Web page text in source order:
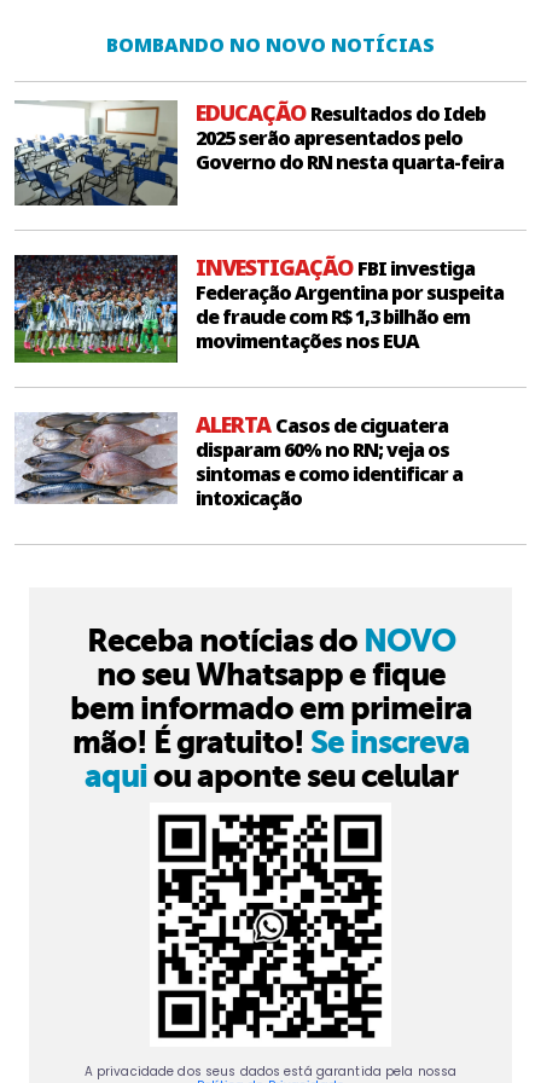
BOMBANDO NO NOVO NOTÍCIAS
EDUCAÇÃOResultados do Ideb
2025 serão apresentados pelo
Governo do RN nesta quarta-feira
INVESTIGAÇÃOFBI investiga
Federação Argentina por suspeita
de fraude com R$ 1,3 bilhão em
movimentações nos EUA
ALERTACasos de ciguatera
disparam 60% no RN; veja os
sintomas e como identificar a
intoxicação
Receba notícias do NOVO
no seu Whatsapp e fique
bem informado em primeira
mão! É gratuito! Se inscreva
aquiou aponte seu celular
A privacidade dos seus dados está garantida pela nossa